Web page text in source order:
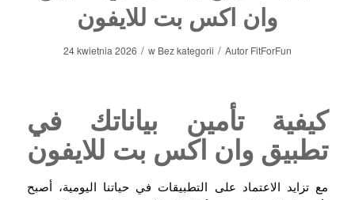
وان اكس بت للايفون
24 kwietnia 2026 / w Bez kategorii / Autor FitForFun
كيفية تأمين بياناتك في
تطبيق وان اكس بت للايفون
مع تزايد الاعتماد على التطبيقات في حياتنا اليومية، أصبح